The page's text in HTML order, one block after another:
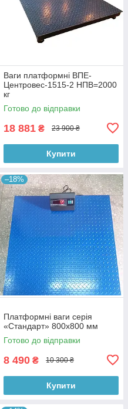
Ваги платформні ВПЕ-
Центровес-1515-2 НПВ=2000
кг
Готово до відправки
18 881 ₴ 23 900 ₴
Купити
–18%
Платформні ваги серія
«Стандарт» 800x800 мм
Готово до відправки
8 490 ₴ 10 300 ₴
Купити